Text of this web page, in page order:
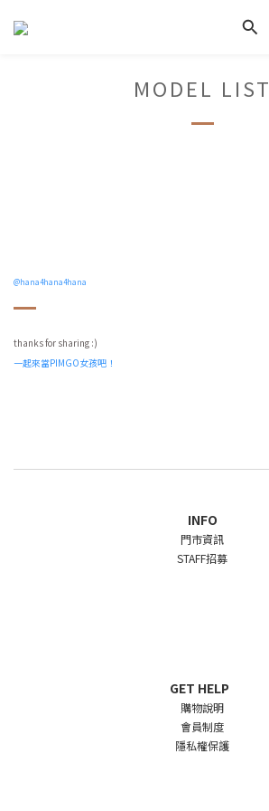
MODEL LIST
@hana4hana4hana
thanks for sharing :)
一起來當PIMGO女孩吧！
INFO
門市資訊
STAFF招募
GET HELP
購物說明
會員制度
隱私權保護